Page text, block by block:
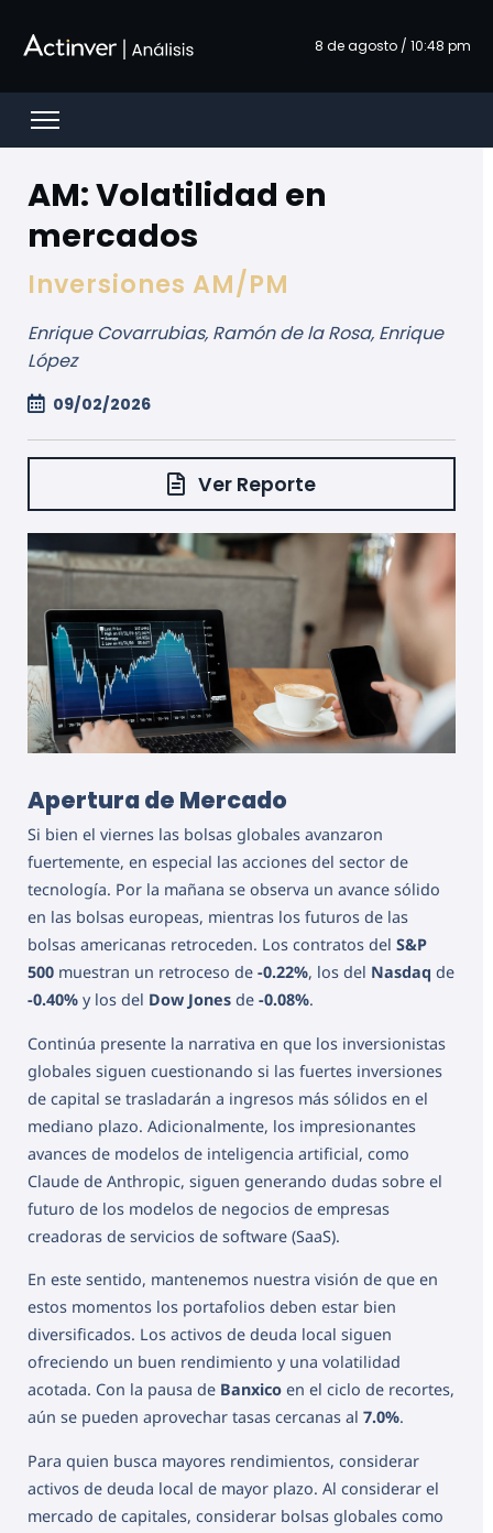
8 de agosto / 10:48 pm
Open menu
AM: Volatilidad en
mercados
Inversiones AM/PM
Enrique Covarrubias, Ramón de la Rosa, Enrique
López
09/02/2026
Ver Reporte
Apertura de Mercado
Si bien el viernes las bolsas globales avanzaron
fuertemente, en especial las acciones del sector de
tecnología. Por la mañana se observa un avance sólido
en las bolsas europeas, mientras los futuros de las
bolsas americanas retroceden. Los contratos del S&P
500 muestran un retroceso de -0.22%, los del Nasdaq de
-0.40% y los del Dow Jones de -0.08%.
Continúa presente la narrativa en que los inversionistas
globales siguen cuestionando si las fuertes inversiones
de capital se trasladarán a ingresos más sólidos en el
mediano plazo. Adicionalmente, los impresionantes
avances de modelos de inteligencia artificial, como
Claude de Anthropic, siguen generando dudas sobre el
futuro de los modelos de negocios de empresas
creadoras de servicios de software (SaaS).
En este sentido, mantenemos nuestra visión de que en
estos momentos los portafolios deben estar bien
diversificados. Los activos de deuda local siguen
ofreciendo un buen rendimiento y una volatilidad
acotada. Con la pausa de Banxico en el ciclo de recortes,
aún se pueden aprovechar tasas cercanas al 7.0%.
Para quien busca mayores rendimientos, considerar
activos de deuda local de mayor plazo. Al considerar el
mercado de capitales, considerar bolsas globales como